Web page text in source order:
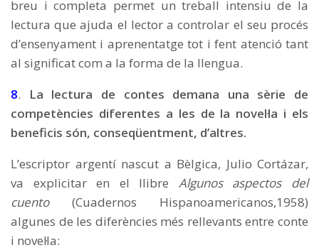
breu i completa permet un treball intensiu de la
lectura que ajuda el lector a controlar el seu procés
d’ensenyament i aprenentatge tot i fent atenció tant
al significat com a la forma de la llengua.
8.
La lectura de contes demana una sèrie de
competències diferentes a les de la novel·la i els
beneficis són, conseqüentment, d’altres.
L’escriptor argentí nascut a Bèlgica, Julio Cortázar,
va explicitar en el llibre Algunos aspectos del
cuento(Cuadernos Hispanoamericanos,1958)
algunes de les diferències més rellevants entre conte
i novel·la: